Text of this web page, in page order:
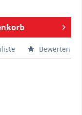
Bewerten